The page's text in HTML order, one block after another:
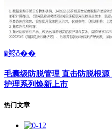
�鿴ȫ��
毛囊级防脱管理 直击防脱根
护理系列焕新上市
热门文章